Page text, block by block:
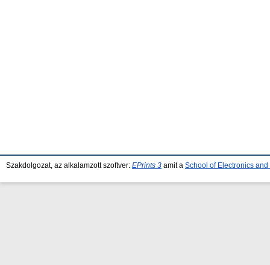
Szakdolgozat, az alkalamzott szoftver: EPrints 3 amit a School of Electronics